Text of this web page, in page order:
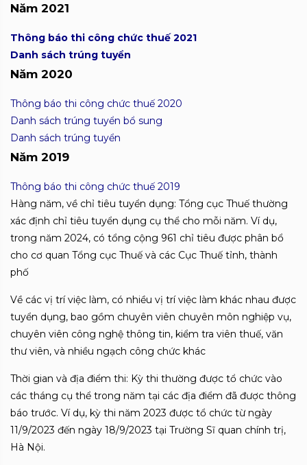
Năm 2021
Thông báo thi công chức thuế 2021
Danh sách trúng tuyển
Năm 2020
Thông báo thi công chức thuế 2020
Danh sách trúng tuyển bổ sung
Danh sách trúng tuyển
Năm 2019
Thông báo thi công chức thuế 2019
Hàng năm, về chỉ tiêu tuyển dụng: Tổng cục Thuế thường
xác định chỉ tiêu tuyển dụng cụ thể cho mỗi năm. Ví dụ,
trong năm 2024, có tổng cộng 961 chỉ tiêu được phân bổ
cho cơ quan Tổng cục Thuế và các Cục Thuế tỉnh, thành
phố
Về các vị trí việc làm, có nhiều vị trí việc làm khác nhau được
tuyển dụng, bao gồm chuyên viên chuyên môn nghiệp vụ,
chuyên viên công nghệ thông tin, kiểm tra viên thuế, văn
thư viên, và nhiều ngạch công chức khác
Thời gian và địa điểm thi: Kỳ thi thường được tổ chức vào
các tháng cụ thể trong năm tại các địa điểm đã được thông
báo trước. Ví dụ, kỳ thi năm 2023 được tổ chức từ ngày
11/9/2023 đến ngày 18/9/2023 tại Trường Sĩ quan chính trị,
Hà Nội.